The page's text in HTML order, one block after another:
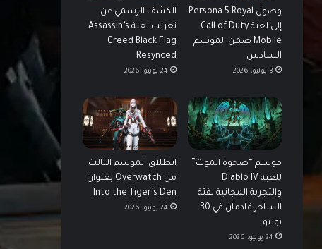
وصول Persona 5 Royal
إلى لعبة Call of Duty
Mobile ضمن الموسم
السادس
3 يوليو، 2026
الكشف الرسمي عن
تعريب لعبة Assassin’s
Creed Black Flag
Resynced
24 يونيو، 2026
موسم “صحوة الموت”
للعبة Diablo IV
والتجربة المجانية لفئة
الساحر قادمان في 30
يونيو
24 يونيو، 2026
انطلاق الموسم الثالث
من Overwatch بعنوان
Into the Tiger’s Den
24 يونيو، 2026